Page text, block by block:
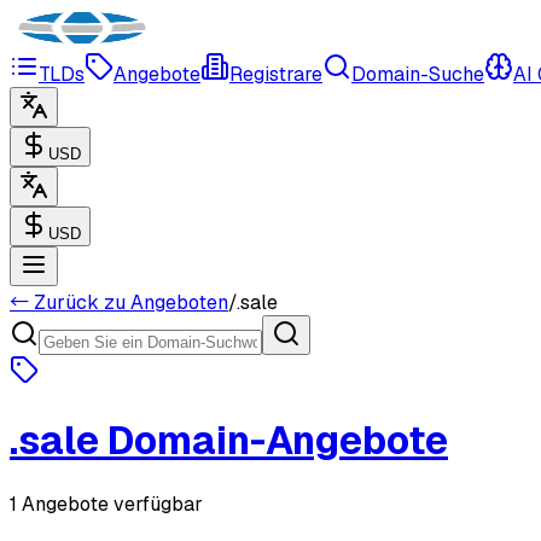
TLDs Angebote Registrare Domain-Suche AI
USD
USD
← Zurück zu Angeboten/.sale
.sale Domain-Angebote
1 Angebote verfügbar